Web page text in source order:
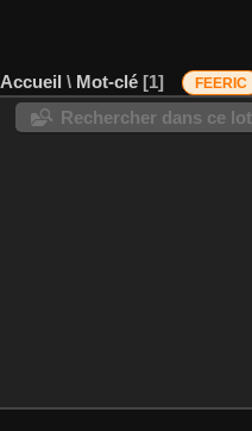
Accueil \ Mot-clé 1 FEERIC
Rechercher dans ce lot